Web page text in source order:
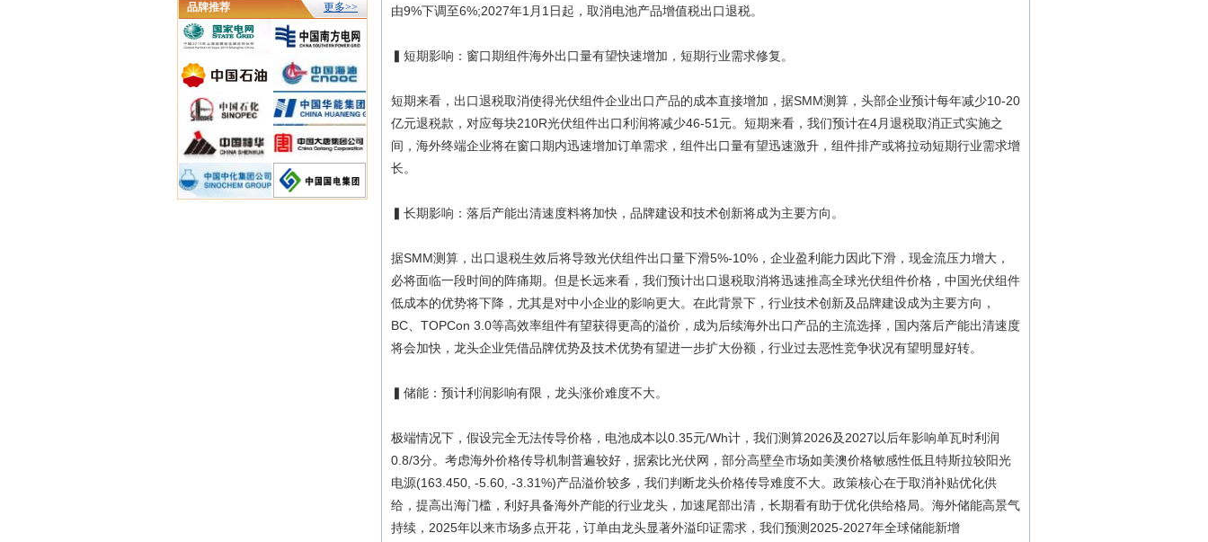
品牌推荐 更多>>
由9%下调至6%;2027年1月1日起，取消电池产品增值税出口退税。
▍短期影响：窗口期组件海外出口量有望快速增加，短期行业需求修复。
短期来看，出口退税取消使得光伏组件企业出口产品的成本直接增加，据SMM测算，头部企业预计每年减少10-20
亿元退税款，对应每块210R光伏组件出口利润将减少46-51元。短期来看，我们预计在4月退税取消正式实施之
间，海外终端企业将在窗口期内迅速增加订单需求，组件出口量有望迅速激升，组件排产或将拉动短期行业需求增
长。
▍长期影响：落后产能出清速度料将加快，品牌建设和技术创新将成为主要方向。
据SMM测算，出口退税生效后将导致光伏组件出口量下滑5%-10%，企业盈利能力因此下滑，现金流压力增大，
必将面临一段时间的阵痛期。但是长远来看，我们预计出口退税取消将迅速推高全球光伏组件价格，中国光伏组件
低成本的优势将下降，尤其是对中小企业的影响更大。在此背景下，行业技术创新及品牌建设成为主要方向，
BC、TOPCon 3.0等高效率组件有望获得更高的溢价，成为后续海外出口产品的主流选择，国内落后产能出清速度
将会加快，龙头企业凭借品牌优势及技术优势有望进一步扩大份额，行业过去恶性竞争状况有望明显好转。
▍储能：预计利润影响有限，龙头涨价难度不大。
极端情况下，假设完全无法传导价格，电池成本以0.35元/Wh计，我们测算2026及2027以后年影响单瓦时利润
0.8/3分。考虑海外价格传导机制普遍较好，据索比光伏网，部分高壁垒市场如美澳价格敏感性低且特斯拉较阳光
电源(163.450, -5.60, -3.31%)产品溢价较多，我们判断龙头价格传导难度不大。政策核心在于取消补贴优化供
给，提高出海门槛，利好具备海外产能的行业龙头，加速尾部出清，长期看有助于优化供给格局。海外储能高景气
持续，2025年以来市场多点开花，订单由龙头显著外溢印证需求，我们预测2025-2027年全球储能新增